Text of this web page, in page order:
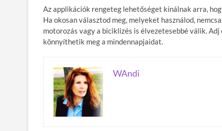
Az applikációk rengeteg lehetőséget kínálnak arra,
Ha okosan választod meg, melyeket használod,
motorozás vagy a biciklizés is élvezetesebbé válik.
könnyíthetik meg a mindennapjaidat.
WAndi